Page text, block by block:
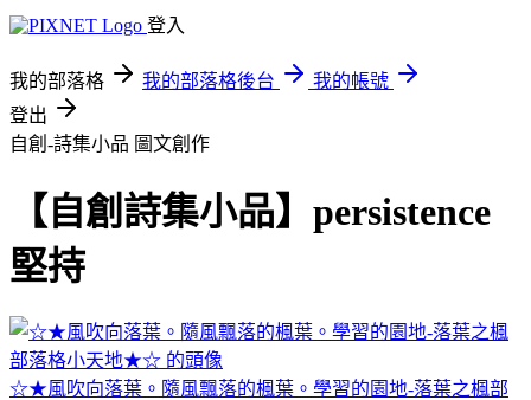
登入
我的部落格 我的部落格後台
我的帳號
登出
自創-詩集小品 圖文創作
【自創詩集小品】persistence
堅持
☆★風吹向落葉。隨風飄落的楓葉。學習的園地-落葉之楓部